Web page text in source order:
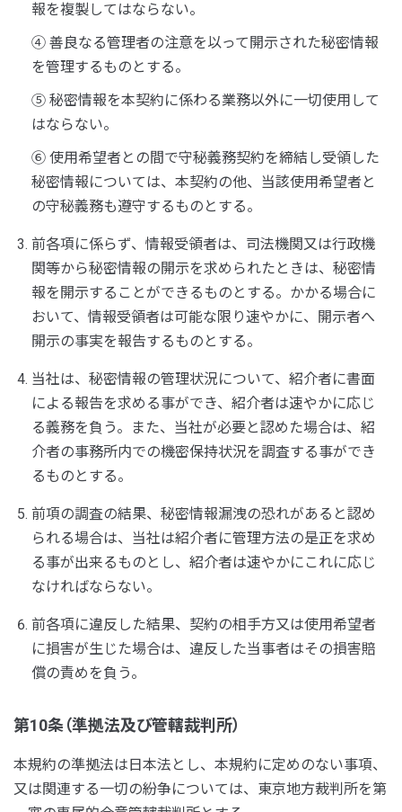
報を複製してはならない。
④ 善良なる管理者の注意を以って開示された秘密情報
を管理するものとする。
⑤ 秘密情報を本契約に係わる業務以外に一切使用して
はならない。
⑥ 使用希望者との間で守秘義務契約を締結し受領した
秘密情報については、本契約の他、当該使用希望者と
の守秘義務も遵守するものとする。
前各項に係らず、情報受領者は、司法機関又は行政機
関等から秘密情報の開示を求められたときは、秘密情
報を開示することができるものとする。かかる場合に
おいて、情報受領者は可能な限り速やかに、開示者へ
開示の事実を報告するものとする。
当社は、秘密情報の管理状況について、紹介者に書面
による報告を求める事ができ、紹介者は速やかに応じ
る義務を負う。また、当社が必要と認めた場合は、紹
介者の事務所内での機密保持状況を調査する事ができ
るものとする。
前項の調査の結果、秘密情報漏洩の恐れがあると認め
られる場合は、当社は紹介者に管理方法の是正を求め
る事が出来るものとし、紹介者は速やかにこれに応じ
なければならない。
前各項に違反した結果、契約の相手方又は使用希望者
に損害が生じた場合は、違反した当事者はその損害賠
償の責めを負う。
第10条（準拠法及び管轄裁判所）
本規約の準拠法は日本法とし、本規約に定めのない事項、
又は関連する一切の紛争については、東京地方裁判所を第